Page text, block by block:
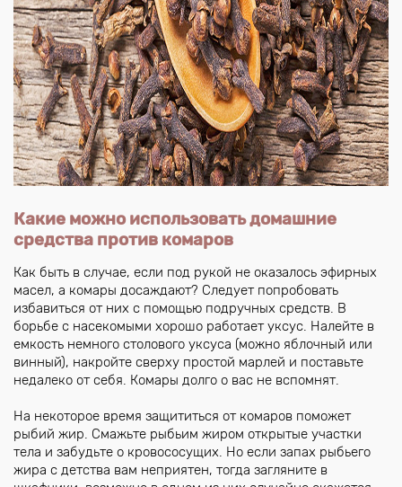
Какие можно использовать домашние
средства против комаров
Как быть в случае, если под рукой не оказалось эфирных
масел, а комары досаждают? Следует попробовать
избавиться от них с помощью подручных средств. В
борьбе с насекомыми хорошо работает уксус. Налейте в
емкость немного столового уксуса (можно яблочный или
винный), накройте сверху простой марлей и поставьте
недалеко от себя. Комары долго о вас не вспомнят.
На некоторое время защититься от комаров поможет
рыбий жир. Смажьте рыбьим жиром открытые участки
тела и забудьте о кровососущих. Но если запах рыбьего
жира с детства вам неприятен, тогда загляните в